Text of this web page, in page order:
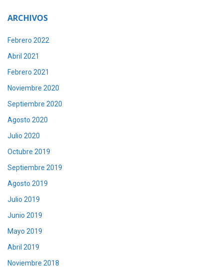
ARCHIVOS
Febrero 2022
Abril 2021
Febrero 2021
Noviembre 2020
Septiembre 2020
Agosto 2020
Julio 2020
Octubre 2019
Septiembre 2019
Agosto 2019
Julio 2019
Junio 2019
Mayo 2019
Abril 2019
Noviembre 2018